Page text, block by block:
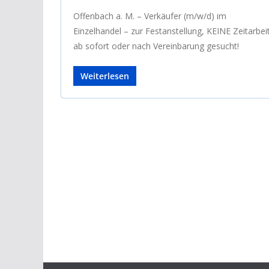
Offenbach a. M. – Verkäufer (m/w/d) im
Einzelhandel – zur Festanstellung, KEINE
ab sofort oder nach Vereinbarung gesucht!
Weiterlesen